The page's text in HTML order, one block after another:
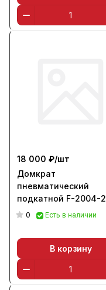
18 000 ₽/шт
Домкрат
пневматический
подкатной F-2004-2
0 Есть в наличии
В корзину